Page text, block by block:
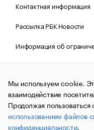
Контактная информация
Рассылка РБК Новости
Информация об
Правовая информация
© АО
и материалы
(зарегистрировано
связи, информационных
коммуникаций
№ФС77-63848)
Мы используем cookie.
взаимодействие
Продолжая
использованием файлов
конфиденциальности.